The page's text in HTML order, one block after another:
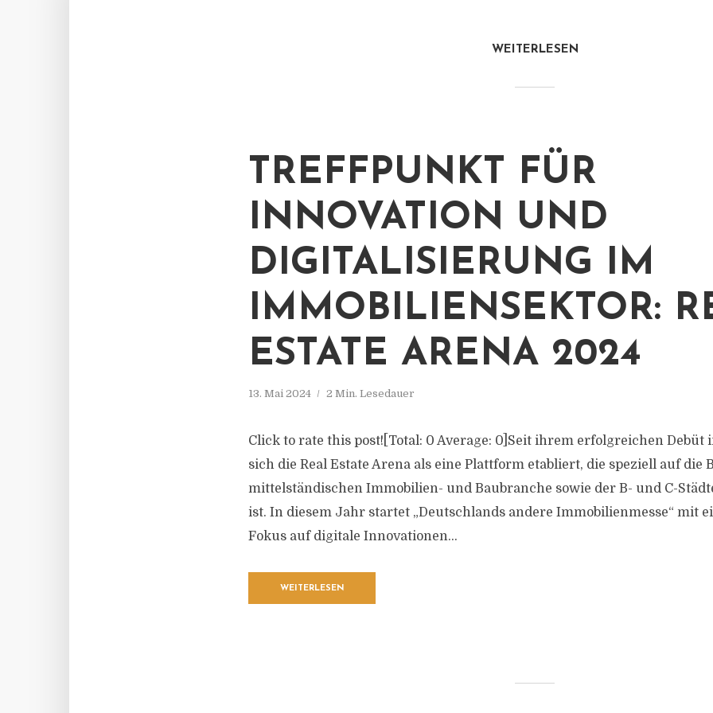
WEITERLESEN
TREFFPUNKT FÜR
INNOVATION UND
DIGITALISIERUNG IM
IMMOBILIENSEKTOR:
ESTATE ARENA 2024
13. Mai 2024 2 Min. Lesedauer
Click to rate this post![Total: 0 Average: 0]Seit ihrem erfolgreichen Debüt
sich die Real Estate Arena als eine Plattform etabliert, die speziell auf die
mittelständischen Immobilien- und Baubranche sowie der B- und C-
ist. In diesem Jahr startet „Deutschlands andere Immobilienmesse“ mit
Fokus auf digitale Innovationen...
WEITERLESEN